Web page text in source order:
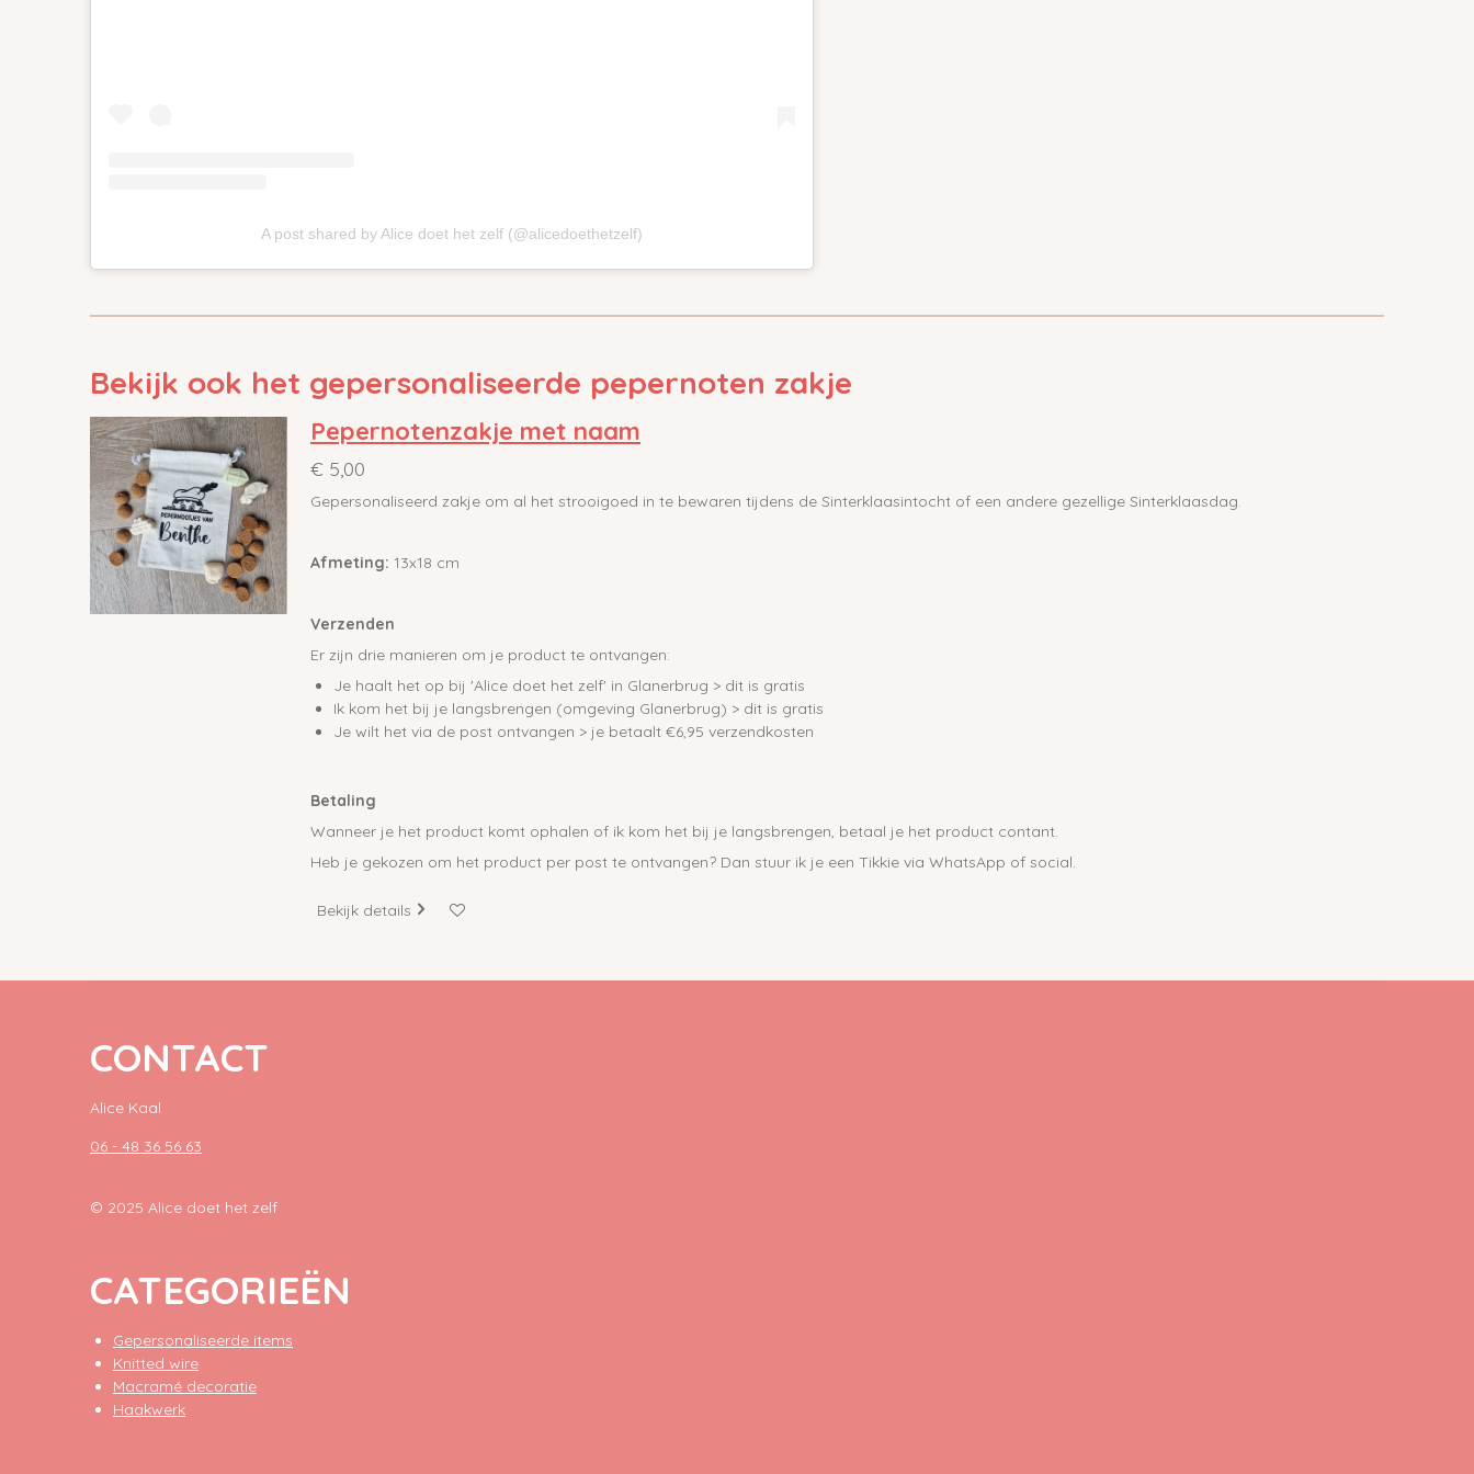
A post shared by Alice doet het zelf (@alicedoethetzelf)
Bekijk ook het gepersonaliseerde pepernoten zakje
Pepernotenzakje met naam
€ 5,00
Gepersonaliseerd zakje om al het strooigoed in te bewaren tijdens de Sinterklaasintocht of een andere gezellige Sinterklaasdag.
Afmeting: 13x18 cm
Verzenden
Er zijn drie manieren om je product te ontvangen:
Je haalt het op bij 'Alice doet het zelf' in Glanerbrug > dit is gratis
Ik kom het bij je langsbrengen (omgeving Glanerbrug) > dit is gratis
Je wilt het via de post ontvangen > je betaalt €6,95 verzendkosten
Betaling
Wanneer je het product komt ophalen of ik kom het bij je langsbrengen, betaal je het product contant.
Heb je gekozen om het product per post te ontvangen? Dan stuur ik je een Tikkie via WhatsApp of social.
Bekijk details
CONTACT
Alice Kaal
06 - 48 36 56 63
© 2025 Alice doet het zelf
CATEGORIEËN
Gepersonaliseerde items
Knitted wire
Macramé decoratie
Haakwerk